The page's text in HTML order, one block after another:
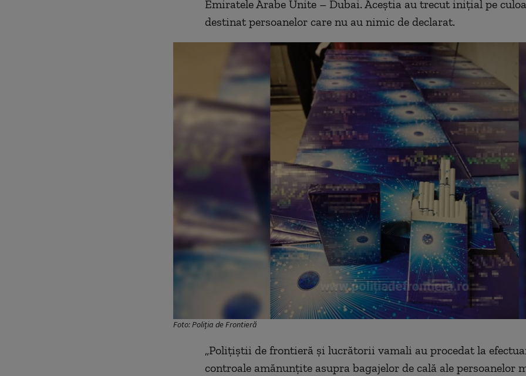
Emiratele Arabe Unite – Dubai. Aceștia au trecut inițial pe
destinat persoanelor care nu au nimic de declarat.
Foto: Poliția de Frontieră
„Poliţiştii de frontieră şi lucrătorii vamali au procedat la
controale amănunţite asupra bagajelor de cală ale persoanelor